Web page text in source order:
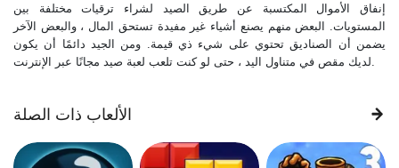
إنفاق الأموال المكتسبة عن طريق الصيد لشراء ترقيات مختلفة بين
المستويات. البعض منهم يصنع أشياء غير مفيدة تستحق المال ، والبعض الآخر
يضمن أن الصناديق تحتوي على شيء ذي قيمة. ومن الجيد دائمًا أن يكون
الألعاب ذات الصلة